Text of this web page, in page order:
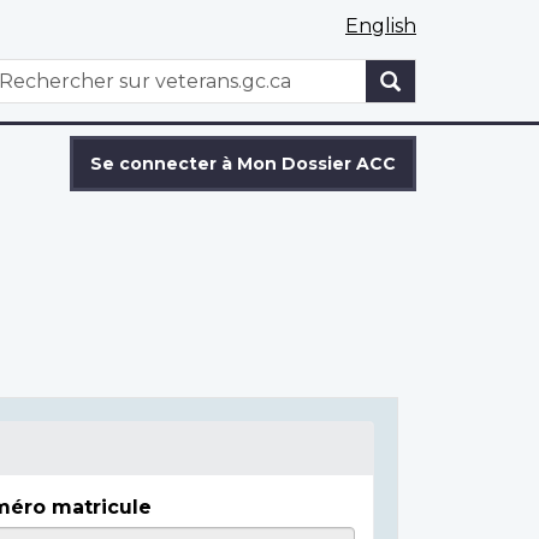
English
WxT
Se connecter à Mon Dossier ACC
matricule